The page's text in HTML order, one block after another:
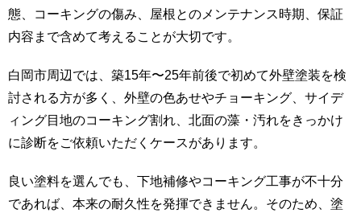
態、コーキングの傷み、屋根とのメンテナンス時期、保証
内容まで含めて考えることが大切です。
白岡市周辺では、築15年〜25年前後で初めて外壁塗装を検
討される方が多く、外壁の色あせやチョーキング、サイデ
ィング目地のコーキング割れ、北面の藻・汚れをきっかけ
に診断をご依頼いただくケースがあります。
良い塗料を選んでも、下地補修やコーキング工事が不十分
であれば、本来の耐久性を発揮できません。そのため、塗